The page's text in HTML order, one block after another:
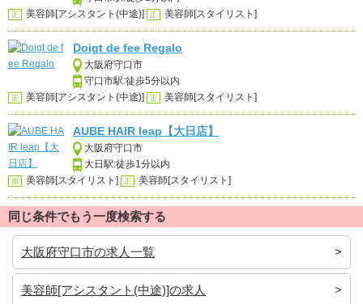
正 美容師[アシスタント(中途)] 正 美容師[スタイリスト]
Doigt de fee Regalo
大阪府守口市
守口市駅:徒歩5分以内
正 美容師[アシスタント(中途)] 正 美容師[スタイリスト]
AUBE HAIR leap【大日店】
大阪府守口市
大日駅:徒歩1分以内
面 美容師[スタイリスト] 正 美容師[スタイリスト]
同じ条件でもう一度検索する
大阪府守口市の求人一覧
美容師[アシスタント(中途)]の求人